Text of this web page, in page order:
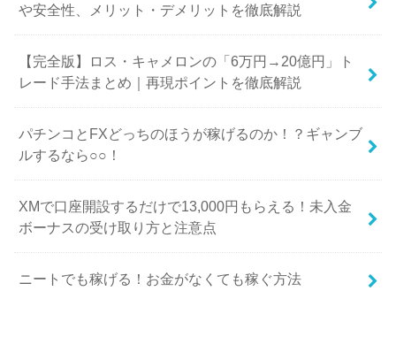
や安全性、メリット・デメリットを徹底解説
【完全版】ロス・キャメロンの「6万円→20億円」ト
レード手法まとめ｜再現ポイントを徹底解説
パチンコとFXどっちのほうが稼げるのか！？ギャンブ
ルするなら○○！
XMで口座開設するだけで13,000円もらえる！未入金
ボーナスの受け取り方と注意点
ニートでも稼げる！お金がなくても稼ぐ方法